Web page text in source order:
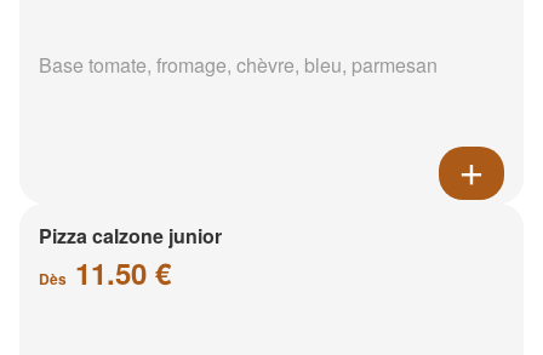
Base tomate, fromage, chèvre, bleu, parmesan
Pizza calzone junior
Dès 11.50 €